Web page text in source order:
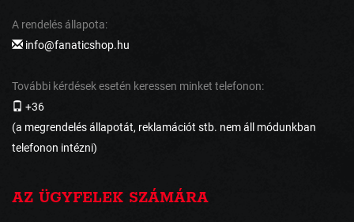
A rendelés állapota:
info@fanaticshop.hu
További kérdések esetén keressen minket telefonon:
+36
(a megrendelés állapotát, reklamációt stb. nem áll módunkban
telefonon intézni)
AZ ÜGYFELEK SZÁMÁRA